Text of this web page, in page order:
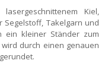
Kiel,
Segelstoff, Takelgarn und
ein kleiner Ständer zum
durch einen genauen